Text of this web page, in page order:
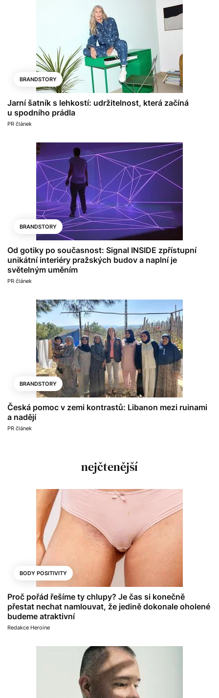
BRANDSTORY
Jarní šatník s lehkostí: udržitelnost, která začíná
u spodního prádla
PR článek
BRANDSTORY
Od gotiky po současnost: Signal INSIDE zpřístupní
unikátní interiéry pražských budov a naplní je
světelným uměním
PR článek
BRANDSTORY
Česká pomoc v zemi kontrastů: Libanon mezi ruinami
a nadějí
PR článek
nejčtenější
BODY POSITIVITY
Proč pořád řešíme ty chlupy? Je čas si konečně
přestat nechat namlouvat, že jedině dokonale oholené
budeme atraktivní
Redakce Heroine